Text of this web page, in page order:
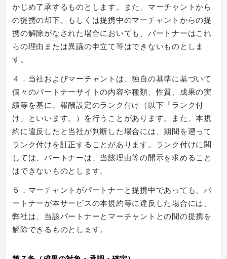
かじめ了承するものとします。また、マーチャントから
の提携の却下、もしくは提携中のマーチャントからの提
携の解除がなされた場合においても、パートナーはこれ
らの理由または異議の申立て等はできないものとしま
す。
４．当社およびマーチャントは、独自の基準に基づいて
個々のパートナーサイトの内容や種類、性質、成果の実
績等を基に、報酬設定のランク付け（以下「ランク付
け」といいます。）を行うことがあります。また、本規
約に違反したと当社が判断した場合には、期間を遡って
ランク付けを訂正することがあります。ランク付けに関
しては、パートナーは、当該理由等の開示を求めること
はできないものとします。
５．マーチャントがパートナーと提携中であっても、パ
ートナーが本サービスの本規約等に違反した場合には、
弊社は、当該パートナーとマーチャントとの間の提携を
解除できるものとします。